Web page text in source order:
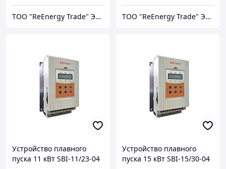
ТОО "ReEnergy Trade" Энергоэффективные технологии и оборудование ТОО "ReEnergy Trade" Энергоэффективные технологии и оборудование
Устройство плавного
пуска 11 кВт SBI-11/23-04
Устройство плавного
пуска 15 кВт SBI-15/30-04